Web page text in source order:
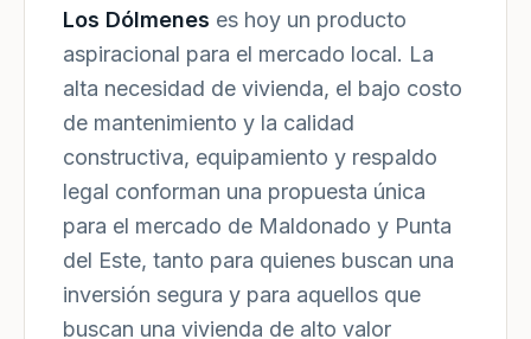
Los Dólmenes es hoy un producto
aspiracional para el mercado local. La
alta necesidad de vivienda, el bajo costo
de mantenimiento y la calidad
constructiva, equipamiento y respaldo
legal conforman una propuesta única
para el mercado de Maldonado y Punta
del Este, tanto para quienes buscan una
inversión segura y para aquellos que
buscan una vivienda de alto valor